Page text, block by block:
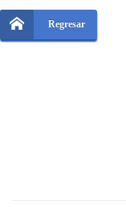
Regresar